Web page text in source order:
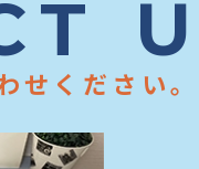
せください。